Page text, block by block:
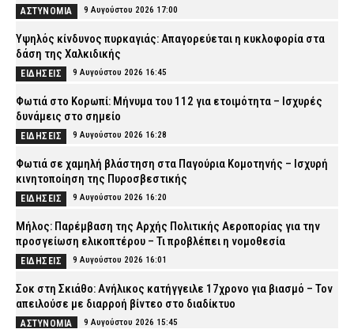
ΑΣΤΥΝΟΜΙΑ 9 Αυγούστου 2026 17:00
Υψηλός κίνδυνος πυρκαγιάς: Απαγορεύεται η κυκλοφορία στα
δάση της Χαλκιδικής
ΕΙΔΗΣΕΙΣ 9 Αυγούστου 2026 16:45
Φωτιά στο Κορωπί: Μήνυμα του 112 για ετοιμότητα – Ισχυρές
δυνάμεις στο σημείο
ΕΙΔΗΣΕΙΣ 9 Αυγούστου 2026 16:28
Φωτιά σε χαμηλή βλάστηση στα Παγούρια Κομοτηνής – Ισχυρή
κινητοποίηση της Πυροσβεστικής
ΕΙΔΗΣΕΙΣ 9 Αυγούστου 2026 16:20
Μήλος: Παρέμβαση της Αρχής Πολιτικής Αεροπορίας για την
προσγείωση ελικοπτέρου – Τι προβλέπει η νομοθεσία
ΕΙΔΗΣΕΙΣ 9 Αυγούστου 2026 16:01
Σοκ στη Σκιάθο: Ανήλικος κατήγγειλε 17χρονο για βιασμό – Τον
απειλούσε με διαρροή βίντεο στο διαδίκτυο
ΑΣΤΥΝΟΜΙΑ 9 Αυγούστου 2026 15:45